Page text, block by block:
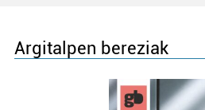
Argitalpen bereziak